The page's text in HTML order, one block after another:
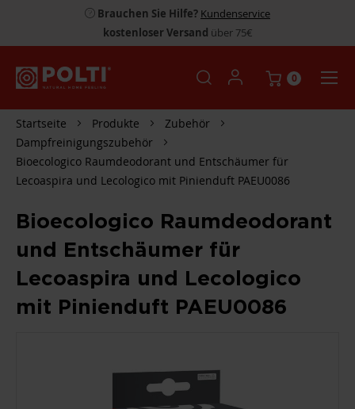
Brauchen Sie Hilfe? Kundenservice
kostenloser Versand über 75€
0
Startseite Produkte
Zubehör
Dampfreinigungszubehör
Bioecologico Raumdeodorant und Entschäumer für
Lecoaspira und Lecologico mit Pinienduft PAEU0086
Bioecologico Raumdeodorant
und Entschäumer für
Lecoaspira und Lecologico
mit Pinienduft PAEU0086